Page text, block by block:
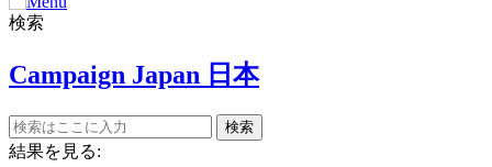
検索
Campaign Japan 日本
結果を見る: